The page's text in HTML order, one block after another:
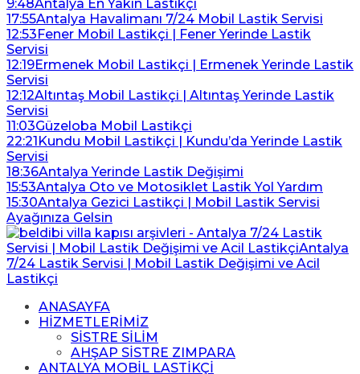
9:48Antalya En Yakın Lastikçi
17:55Antalya Havalimanı 7/24 Mobil Lastik Servisi
12:53Fener Mobil Lastikçi | Fener Yerinde Lastik
Servisi
12:19Ermenek Mobil Lastikçi | Ermenek Yerinde Lastik
Servisi
12:12Altıntaş Mobil Lastikçi | Altıntaş Yerinde Lastik
Servisi
11:03Güzeloba Mobil Lastikçi
22:21Kundu Mobil Lastikçi | Kundu’da Yerinde Lastik
Servisi
18:36Antalya Yerinde Lastik Değişimi
15:53Antalya Oto ve Motosiklet Lastik Yol Yardım
15:30Antalya Gezici Lastikçi | Mobil Lastik Servisi
Ayağınıza Gelsin
ANASAYFA
HİZMETLERİMİZ
SİSTRE SİLİM
AHŞAP SİSTRE ZIMPARA
ANTALYA MOBİL LASTİKÇİ